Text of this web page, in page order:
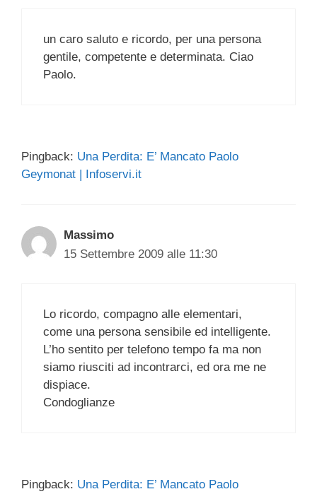
un caro saluto e ricordo, per una persona
gentile, competente e determinata. Ciao
Paolo.
Pingback: Una Perdita: E’ Mancato Paolo
Geymonat | Infoservi.it
Massimo
15 Settembre 2009 alle 11:30
Lo ricordo, compagno alle elementari,
come una persona sensibile ed intelligente.
L’ho sentito per telefono tempo fa ma non
siamo riusciti ad incontrarci, ed ora me ne
dispiace.
Condoglianze
Pingback: Una Perdita: E’ Mancato Paolo